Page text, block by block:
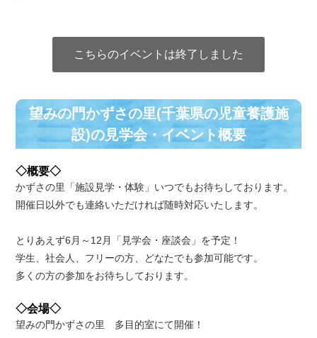
こちらのイベントは終了しました
望みの門かずさの里(千葉県の児童養護施
設)の⾒学会・イベント概要
◇概要◇
かずさの里「施設見学・体験」いつでもお待ちしております。
開催日以外でも連絡いただければ随時対応いたします。
とりあえず6月～12月「見学会・座談会」を予定！
学生、社会人、フリーの方、どなたでも参加可能です。
多くの方の参加をお待ちしております。
◇会場◇
望みの門かずさの里 多目的室にて開催！